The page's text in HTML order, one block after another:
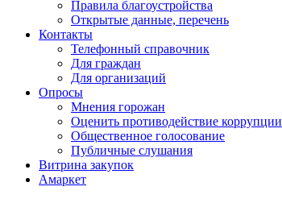
Правила благоустройства
Открытые данные, перечень
Контакты
Телефонный справочник
Для граждан
Для организаций
Опросы
Мнения горожан
Оценить противодействие коррупции
Общественное голосование
Публичные слушания
Витрина закупок
Амаркет